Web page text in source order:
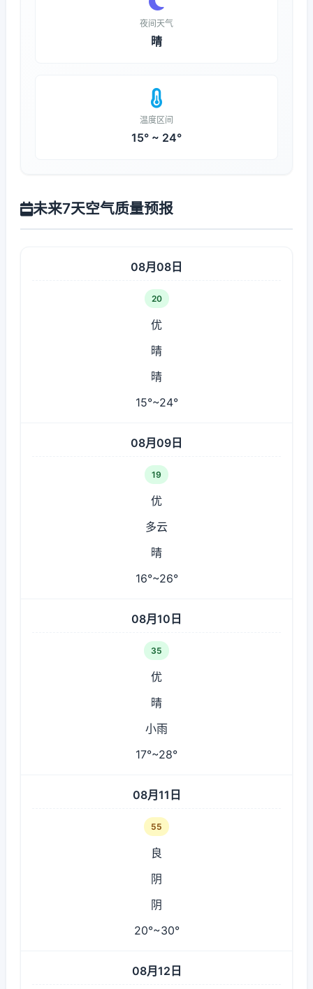
夜间天气
晴
温度区间
15° ~ 24°
未来7天空气质量预报
08月08日
20
优
晴
晴
15°~24°
08月09日
19
优
多云
晴
16°~26°
08月10日
35
优
晴
小雨
17°~28°
08月11日
55
良
阴
阴
20°~30°
08月12日